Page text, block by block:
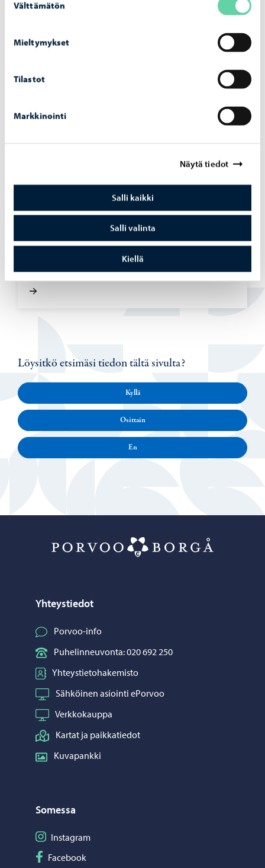
valinta
Välttämätön
Mieltymykset
Tilastot
Markkinointi
Näytä tiedot
Salli kaikki
Salli valinta
Kiellä
Por­voon to­ril­le ra­ken­tuu ke­säk­si vä­liai­kai­nen
Elinkeinoelämä
kau­pan ja pal­ve­lua­lan yri­tyk­sil­le
07.05.2026
Kau­pun­gin il­mas­to­kump­pa­ni­ver­kos­to vah­
vis­tuu kah­del­la uu­del­la kump­pa­nil­la
Löysitkö etsimäsi tiedon tältä sivulta?
Kyllä
Osittain
En
Yhteystiedot
Porvoo-info
Puhelinneuvonta: 020 692 250
Yhteystietohakemisto
Sähköinen asiointi ePorvoo
Verkkokauppa
Kartat ja paikkatiedot
Kuvapankki
Somessa
Seuraa Instagram
Instagram
Seuraa Facebook
Facebook